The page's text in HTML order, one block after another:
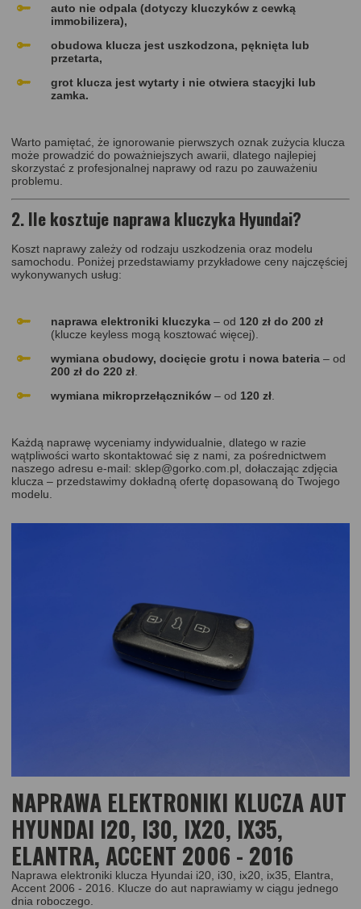
auto nie odpala (dotyczy kluczyków z cewką
immobilizera),
obudowa klucza jest uszkodzona, pęknięta lub
przetarta,
grot klucza jest wytarty i nie otwiera stacyjki lub
zamka.
Warto pamiętać, że ignorowanie pierwszych oznak zużycia klucza
może prowadzić do poważniejszych awarii, dlatego najlepiej
skorzystać z profesjonalnej naprawy od razu po zauważeniu
problemu.
2. Ile kosztuje naprawa kluczyka Hyundai?
Koszt naprawy zależy od rodzaju uszkodzenia oraz modelu
samochodu. Poniżej przedstawiamy przykładowe ceny najczęściej
wykonywanych usług:
naprawa elektroniki kluczyka – od 120 zł do 200 zł
(klucze keyless mogą kosztować więcej).
wymiana obudowy, docięcie grotu i nowa bateria – od
200 zł do 220 zł
wymiana mikroprzełączników – od 120 zł
Każdą naprawę wyceniamy indywidualnie, dlatego w razie
wątpliwości warto skontaktować się z nami, za pośrednictwem
naszego adresu e-mail: sklep@gorko.com.pl , dołaczając zdjęcia
klucza – przedstawimy dokładną ofertę dopasowaną do Twojego
modelu.
NAPRAWA ELEKTRONIKI KLUCZA AUT
HYUNDAI I20, I30, IX20, IX35,
ELANTRA, ACCENT 2006 - 2016
Naprawa elektroniki klucza Hyundai i20, i30, ix20, ix35, Elantra,
Accent 2006 - 2016. Klucze do aut naprawiamy w ciągu jednego
dnia roboczego.